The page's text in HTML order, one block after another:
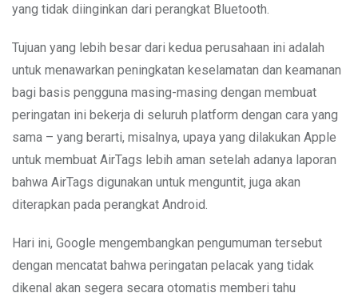
yang tidak diinginkan dari perangkat Bluetooth.
Tujuan yang lebih besar dari kedua perusahaan ini adalah
untuk menawarkan peningkatan keselamatan dan keamanan
bagi basis pengguna masing-masing dengan membuat
peringatan ini bekerja di seluruh platform dengan cara yang
sama – yang berarti, misalnya, upaya yang dilakukan Apple
untuk membuat AirTags lebih aman setelah adanya laporan
bahwa AirTags digunakan untuk menguntit, juga akan
diterapkan pada perangkat Android.
Hari ini, Google mengembangkan pengumuman tersebut
dengan mencatat bahwa peringatan pelacak yang tidak
dikenal akan segera secara otomatis memberi tahu